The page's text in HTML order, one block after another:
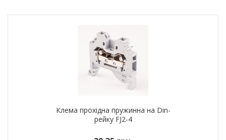
Клема прохідна пружинна на Din-
рейку FJ2-4